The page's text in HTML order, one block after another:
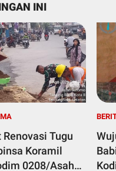
INI
Tugu
Koramil
0208/Asahan